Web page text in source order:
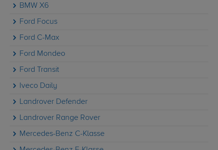
BMW X6
Ford Focus
Ford C-Max
Ford Mondeo
Ford Transit
Iveco Daily
Landrover Defender
Landrover Range Rover
Mercedes-Benz C-Klasse